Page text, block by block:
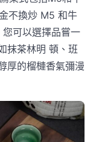
不換炒 M5 和牛
可以選擇品嘗一
抹茶林明 頓、班
厚的榴槤香氣彌漫